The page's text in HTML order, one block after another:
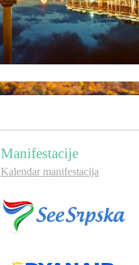
Manifestacije
Kalendar manifestacija